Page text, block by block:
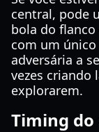
central, pode
bola do
com um
adversária a
vezes criando
explorarem.
Timing